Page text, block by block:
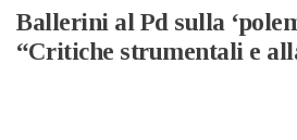
Ballerini al Pd sulla
“Critiche strumentali e